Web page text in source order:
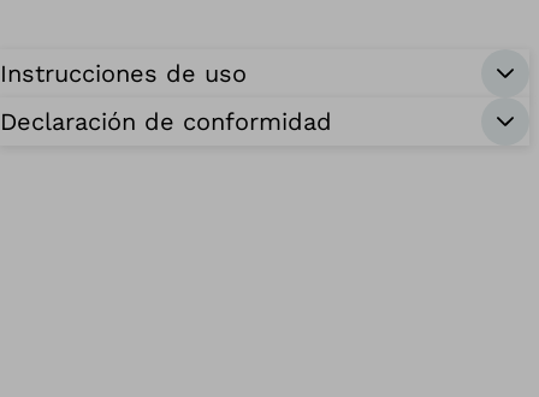
Instrucciones de uso
Declaración de conformidad